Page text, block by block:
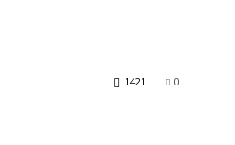
0
1421